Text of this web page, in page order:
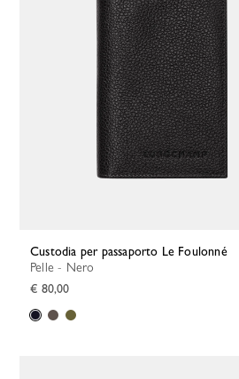
Custodia per passaporto Le Foulonné
Pelle - Nero
€ 80,00